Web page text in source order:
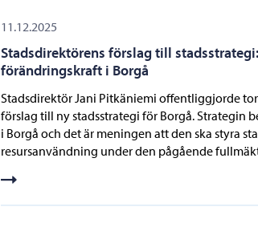
11.12.2025
Stadsdirektörens förslag till
förändringskraft i Borgå
Stadsdirektör Jani Pitkäniemi offentliggjorde
förslag till ny stadsstrategi för Borgå. Strategin
i Borgå och det är meningen att den ska styra
resursanvändning under den pågående